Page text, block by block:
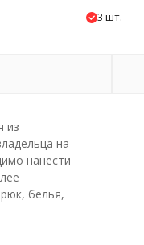
3 шт.
из
на
нанести
белья,